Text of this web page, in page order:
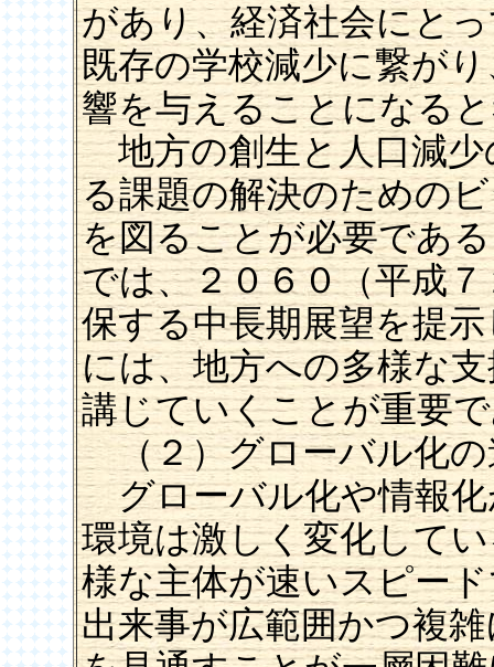
があり、経済社会にと
既存の学校減少に繋が
響を与えることになる
地方の創生と人口減少
る課題の解決のための
を図ることが必要であ
では、２０６０（平成
保する中長期展望を提
には、地方への多様な
講じていくことが重要
（２）グローバル化
グローバル化や情報化
環境は激しく変化して
様な主体が速いスピー
出来事が広範囲かつ複